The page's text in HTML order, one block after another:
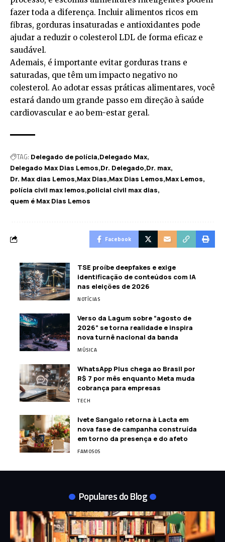
fazer toda a diferença. Incluir alimentos ricos em
fibras, gorduras insaturadas e antioxidantes pode
ajudar a reduzir o colesterol LDL de forma eficaz e
saudável.
Ademais, é importante evitar gorduras trans e
saturadas, que têm um impacto negativo no
colesterol. Ao adotar essas práticas alimentares, você
estará dando um grande passo em direção à saúde
cardiovascular e ao bem-estar geral.
TAG: Delegado de polícia Delegado Max
Delegado Max Dias Lemos Dr. Delegado Dr. max
Dr. Max dias Lemos Max Dias Max Dias Lemos Max Lemos
polícia civil max lemos policial civil max dias
quem é Max Dias Lemos
Facebook
TSE proíbe deepfakes e exige
identificação de conteúdos com IA
nas eleições de 2026
NOTÍCIAS
Verso da Lagum sobre “agosto de
2026” se torna realidade e inspira
nova turnê nacional da banda
MÚSICA
WhatsApp Plus chega ao Brasil por
R$ 7 por mês enquanto Meta muda
cobrança para empresas
TECH
Ivete Sangalo retorna à Lacta em
nova fase de campanha construída
em torno da presença e do afeto
FAMOSOS
Populares do Blog